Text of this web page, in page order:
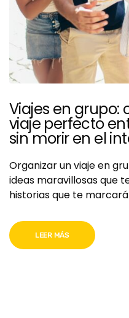
Viajes en grupo:
viaje perfecto
sin morir en el
Organizar un viaje en
ideas maravillosas que
historias que te
LEER MÁS